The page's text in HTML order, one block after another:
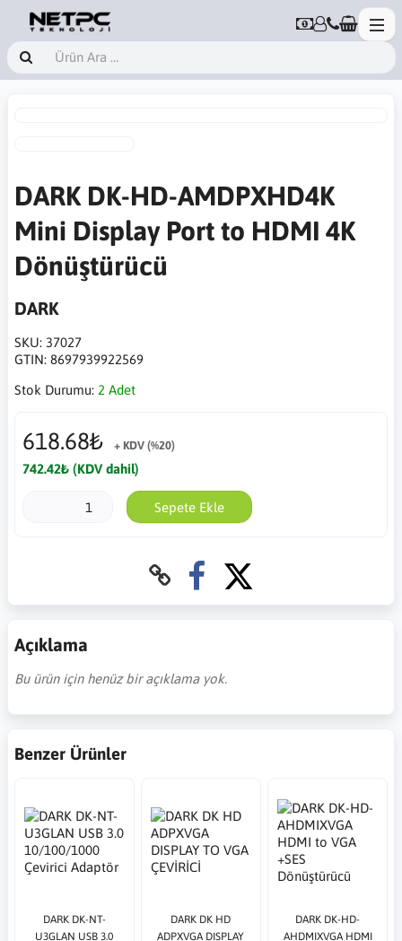
DARK DK-HD-AMDPXHD4K
Mini Display Port to HDMI 4K
Dönüştürücü
DARK
SKU: 37027
GTIN: 8697939922569
Stok Durumu: 2 Adet
618.68₺ + KDV (%20)
742.42₺ (KDV dahil)
Sepete Ekle
Açıklama
Bu ürün için henüz bir açıklama yok.
Benzer Ürünler
DARK DK-NT-
U3GLAN USB 3.0
DARK DK HD
ADPXVGA DISPLAY
DARK DK-HD-
AHDMIXVGA HDMI